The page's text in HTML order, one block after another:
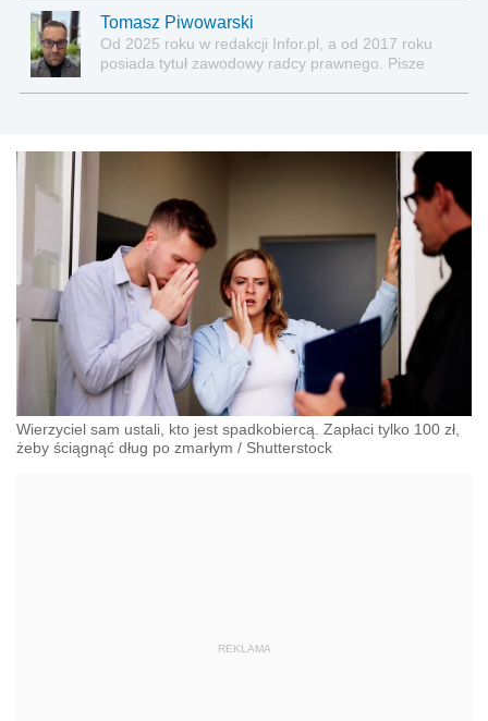
Tomasz Piwowarski
Od 2025 roku w redakcji Infor.pl, a od 2017 roku
posiada tytuł zawodowy radcy prawnego. Pisze
Wierzyciel sam ustali, kto jest spadkobiercą. Zapłaci tylko 100 zł,
żeby ściągnąć dług po zmarłym / Shutterstock